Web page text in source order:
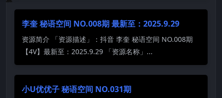
李奎 秘语空间 NO.008期 最新至：2025.9.29
资源简介 「资源描述」：抖音 李奎 秘语空间 NO.008期
【4V】最新至：2025.9.29 「资源名称」...
小U优优子 秘语空间 NO.031期